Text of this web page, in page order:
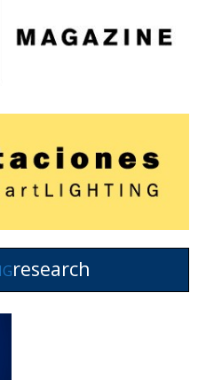
research